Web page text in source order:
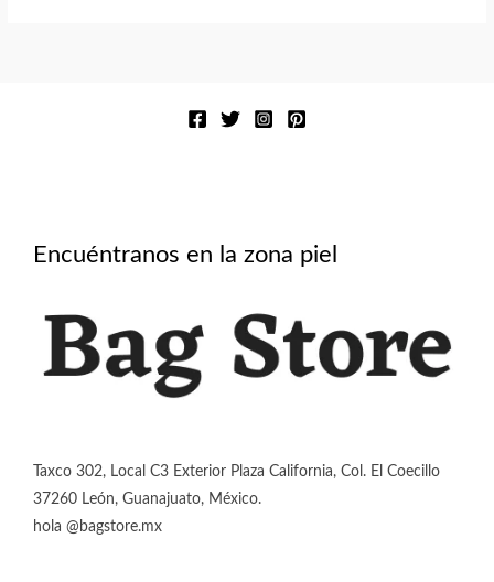
página
Encuéntranos en la zona piel
Taxco 302, Local C3 Exterior Plaza California, Col. El Coecillo
37260 León, Guanajuato, México.
hola @bagstore.mx